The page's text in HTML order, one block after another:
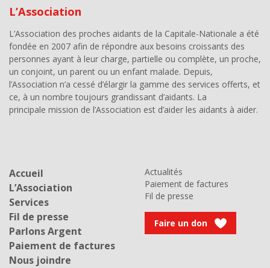
L’Association
L’Association des proches aidants de la Capitale-Nationale a été
fondée en 2007 afin de répondre aux besoins croissants des
personnes ayant à leur charge, partielle ou complète, un proche,
un conjoint, un parent ou un enfant malade. Depuis,
l’Association n’a cessé d’élargir la gamme des services offerts, et
ce, à un nombre toujours grandissant d’aidants. La
principale mission de l’Association est d’aider les aidants à aider.
Accueil
L’Association
Services
Fil de presse
Parlons Argent
Paiement de factures
Nous joindre
Actualités
Paiement de factures
Fil de presse
Faire un don